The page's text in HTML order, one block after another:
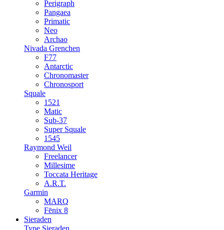
Perigraph
Pangaea
Primatic
Neo
Archao
Nivada Grenchen
F77
Antarctic
Chronomaster
Chronosport
Squale
1521
Matic
Sub-37
Super Squale
1545
Raymond Weil
Freelancer
Millesime
Toccata Heritage
A.R.T.
Garmin
MARQ
Fēnix 8
Sieraden
Type Sieraden